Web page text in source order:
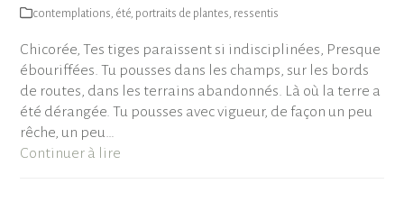
contemplations, été, portraits de plantes, ressentis
Chicorée, Tes tiges paraissent si indisciplinées, Presque
ébouriffées. Tu pousses dans les champs, sur les bords
de routes, dans les terrains abandonnés. Là où la terre a
été dérangée. Tu pousses avec vigueur, de façon un peu
rêche, un peu…
Continuer à lire